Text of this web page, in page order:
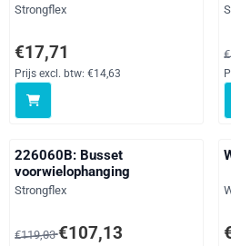
Merk:
Strongflex
Prijs: 17,71, exclusief btw: 14,63
€17,71
Prijs excl. btw: €14,63
226060B: Busset
voorwielophanging
Merk:
Strongflex
Van 119,03 voor 107,13, exclusief
€119,03€107,13